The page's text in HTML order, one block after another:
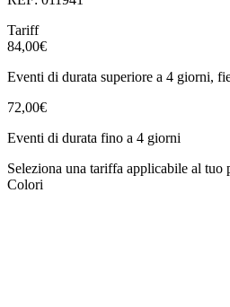
Tariff
84,00€
Eventi di durata superiore a 4 giorni,
72,00€
Eventi di durata fino a 4 giorni
Seleziona una tariffa applicabile al tuo
Colori